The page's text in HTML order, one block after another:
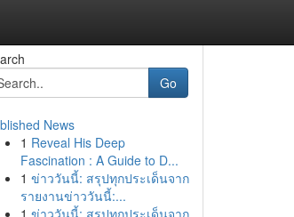
Go
News
1 Reveal His Deep
Fascination : A Guide to D...
1 ข่าววันนี้: สรุปทุกประเด็นจาก
รายงานข่าววันนี้:...
1 ข่าววันนี้: สรุปทุกประเด็นจาก